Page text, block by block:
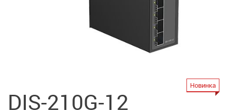
DIS-210G-12
Новинка